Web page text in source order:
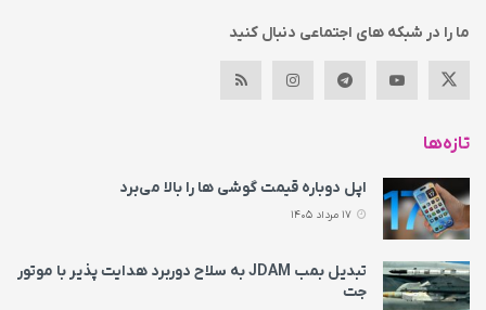
ما را در شبکه های اجتماعی دنبال کنید
تازه‌ها
اپل دوباره قیمت‌ گوشی ها را بالا می‌برد
تبدیل بمب JDAM به سلاح دوربرد هدایت پذیر با موتور
جت